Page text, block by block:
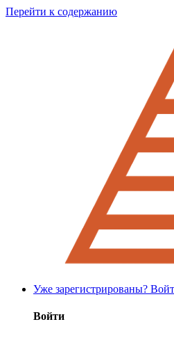
Перейти к содержанию
Уже зарегистрированы?
Войти